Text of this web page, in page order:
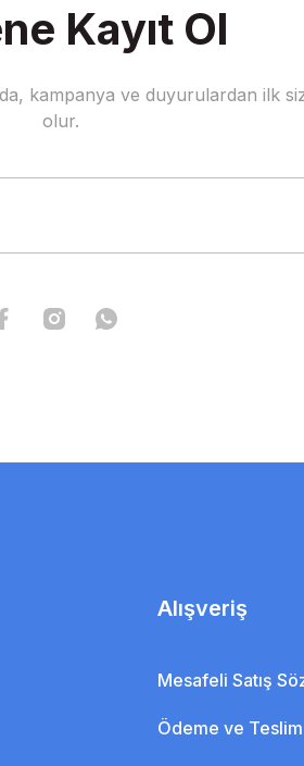
Gönder
Kayıt Ol
kampanya ve duyurulardan ilk
olur.
Alışveriş
Mesafeli Satış
Ödeme ve